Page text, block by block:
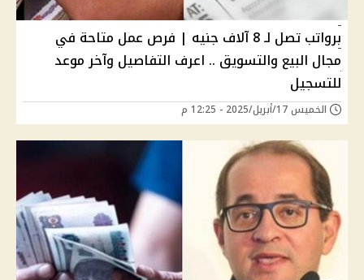
برواتب تصل لـ 8 آلاف جنيه | فرص عمل متاحة في
مجال البيع والتسويق .. اعرف التفاصيل وآخر موعد
للتسجيل
الخميس 17/أبريل/2025 - 12:25 م